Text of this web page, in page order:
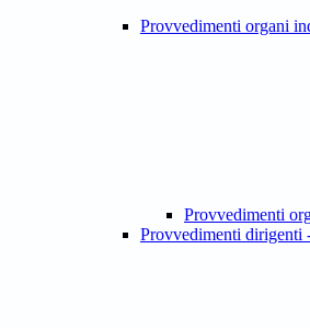
Provvedimenti organi
Provvedimenti
Provvedimenti dirigenti